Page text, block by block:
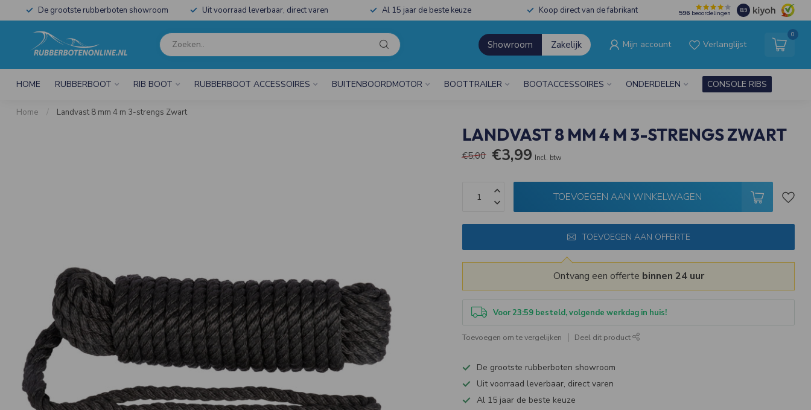
De grootste rubberboten showroom Uit voorraad leverbaar, direct varen Al 15 jaar de beste keuze Koop direct van de fabrikant 596 beoordelingen 8.9
Showroom Zakelijk Mijn account Verlanglijst
0
HOME RUBBERBOOT RIB BOOT RUBBERBOOT ACCESSOIRES BUITENBOORDMOTOR BOOTTRAILER BOOTACCESSOIRES ONDERDELEN CONSOLE RIBS
Home / Landvast 8 mm 4 m 3-strengs Zwart
LANDVAST 8 MM 4 M 3-STRENGS ZWART
€5,00 €3,99 Incl. btw
TOEVOEGEN AAN WINKELWAGEN
TOEVOEGEN AAN OFFERTE
Ontvang een offerte binnen 24 uur
Voor 23:59 besteld, volgende werkdag in huis!
Toevoegen om te vergelijken Deel dit product
De grootste rubberboten showroom
Uit voorraad leverbaar, direct varen
Al 15 jaar de beste keuze